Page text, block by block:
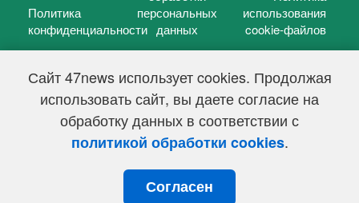
Сайт 47news использует cookies. Продолжая
использовать сайт, вы даете согласие на
обработку данных в соответствии с
политикой обработки cookies.
Согласен
Политика
конфиденциальности
персональных
данных
использования
cookie-файлов
47 новостей (47 news)2005 — 2026 г.
Свидетельство о регистрации СМИ Эл № ФС 77-39848, выдано
Федеральной службой по надзору в сфере связи,
информационных технологий и массовых коммуникаций